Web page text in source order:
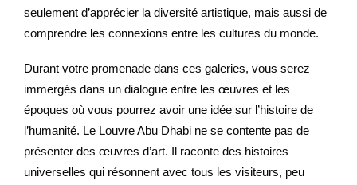
seulement d’apprécier la diversité artistique, mais aussi de
comprendre les connexions entre les cultures du monde.
Durant votre promenade dans ces galeries, vous serez
immergés dans un dialogue entre les œuvres et les
époques où vous pourrez avoir une idée sur l’histoire de
l’humanité. Le Louvre Abu Dhabi ne se contente pas de
présenter des œuvres d’art. Il raconte des histoires
universelles qui résonnent avec tous les visiteurs, peu